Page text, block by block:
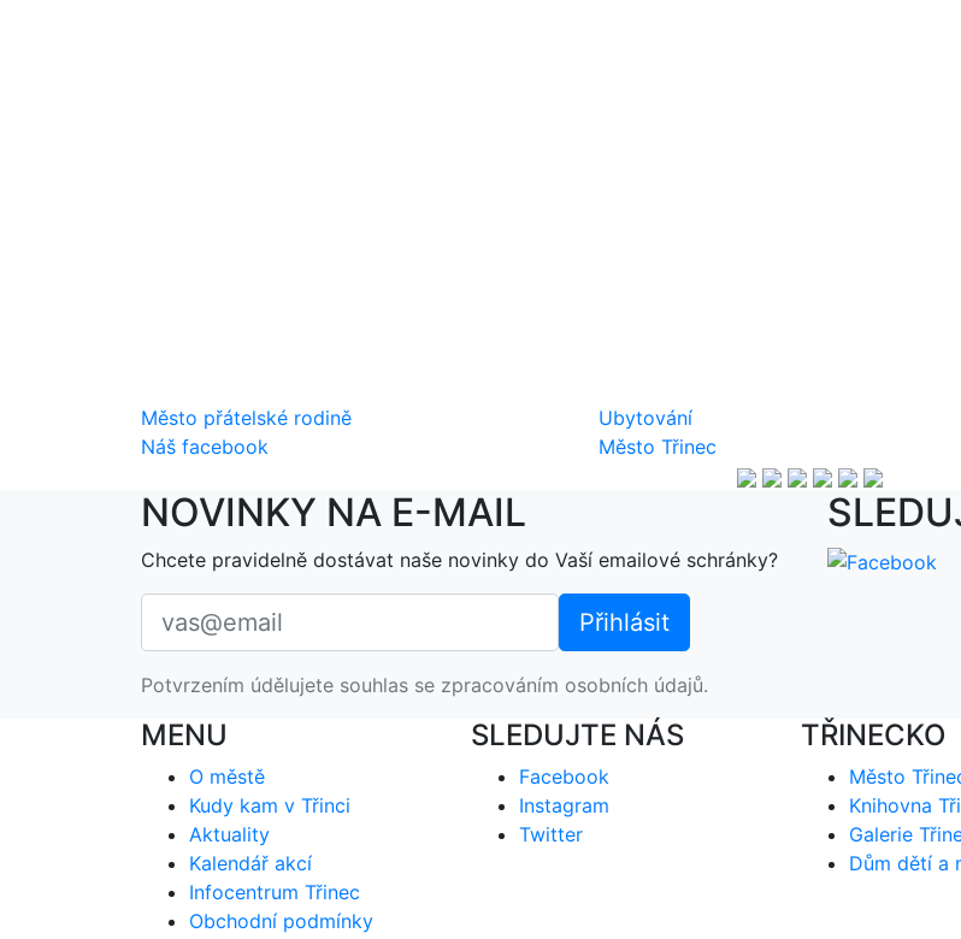
Město přátelské rodině
Ubytování
Náš facebook
Město Třinec
NOVINKY NA E-MAIL
Chcete pravidelně dostávat naše novinky do Vaší emailové schránky?
Potvrzením údělujete souhlas se zpracováním osobních údajů.
MENU
O městě
Kudy kam v Třinci
Aktuality
Kalendář akcí
Infocentrum Třinec
Obchodní podmínky
SLEDUJTE NÁS
Facebook
Instagram
Twitter
TŘINECKO
Město
Knihovna
Galerie
Dům dětí a